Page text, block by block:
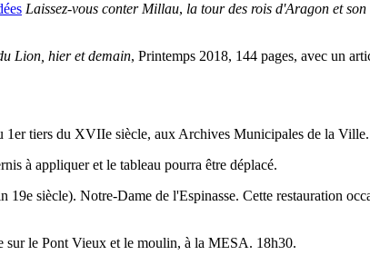
Laissez-vous conter Millau, la tour des rois d'Aragon et son
Lion, hier etdemain, Printemps 2018, 144 pages, avec un
1er tiers du XVIIe siècle, aux Archives Municipales de la Ville.
à appliquer et le tableau pourra être déplacé.
19e siècle). Notre-Dame de l'Espinasse. Cette restauration
sur le Pont Vieux et le moulin, à la MESA. 18h30.